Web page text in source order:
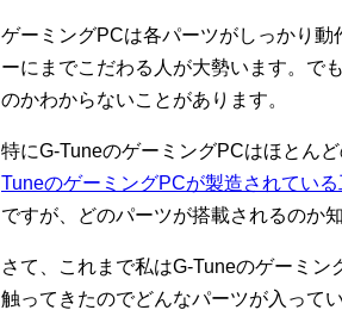
ゲーミングPCは各パーツがしっかり
ーにまでこだわる人が大勢います。で
のかわからないことがあります。
特にG-TuneのゲーミングPCはほとん
TuneのゲーミングPCが製造されてい
ですが、どのパーツが搭載されるのか
さて、これまで私はG-Tuneのゲーミ
触ってきたのでどんなパーツが入って